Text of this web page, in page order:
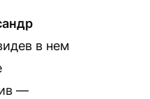
в нем
—